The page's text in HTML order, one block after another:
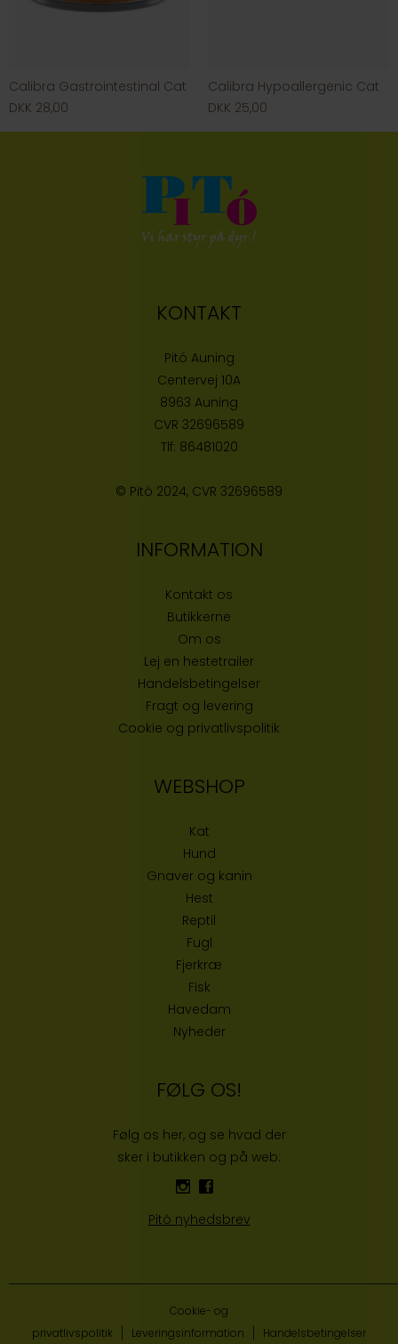
Calibra Gastrointestinal Cat
DKK 28,00
Calibra Hypoallergenic Cat
DKK 25,00
KONTAKT
Pitó Auning
Centervej 10A
8963 Auning
CVR 32696589
Tlf: 86481020
© Pitó 2024, CVR 32696589
INFORMATION
Kontakt os
Butikkerne
Om os
Lej en hestetrailer
Handelsbetingelser
Fragt og levering
Cookie og privatlivspolitik
WEBSHOP
Kat
Hund
Gnaver og kanin
Hest
Reptil
Fugl
Fjerkræ
Fisk
Havedam
Nyheder
FØLG OS!
Følg os her, og se hvad der
sker i butikken og på web:
Pitó nyhedsbrev
Cookie- og
privatlivspolitik
Leveringsinformation Handelsbetingelser